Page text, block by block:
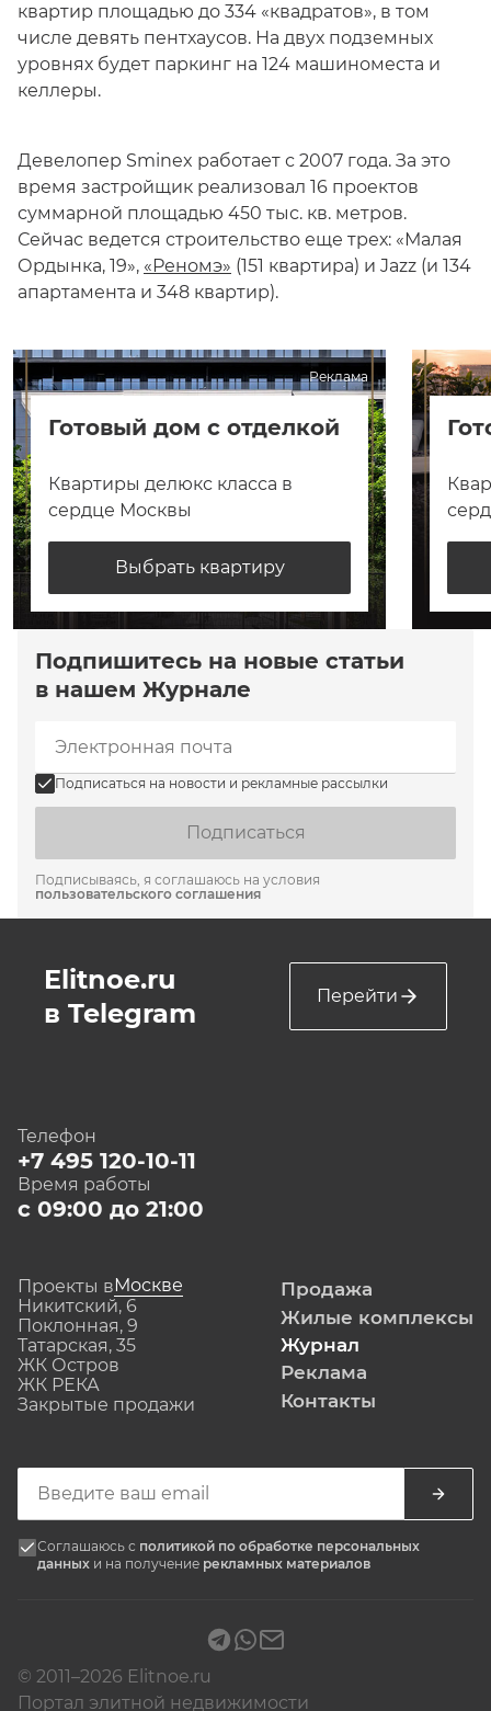
квартир площадью до 334 «квадратов», в том
числе девять пентхаусов. На двух подземных
уровнях будет паркинг на 124 машиноместа и
келлеры.
Девелопер Sminex работает с 2007 года. За это
время застройщик реализовал 16 проектов
суммарной площадью 450 тыс. кв. метров.
Сейчас ведется строительство еще трех: «Малая
Ордынка, 19», «Реномэ» (151 квартира) и Jazz (и 134
апартамента и 348 квартир).
Реклама
Готовый дом с отделкой
Квартиры делюкс класса в
сердце Москвы
Выбрать квартиру
Подпишитесь на новые статьи
в нашем Журнале
Подписаться на новости и рекламные рассылки
Подписаться
Подписываясь, я соглашаюсь на условия
пользовательского соглашения
Elitnoe.ru
в Telegram
Перейти
Телефон
+7 495 120-10-11
Время работы
с 09:00 до 21:00
Проекты вМоскве
Никитский, 6
Поклонная, 9
Татарская, 35
ЖК Остров
ЖК РЕКА
Закрытые продажи
Продажа
Жилые комплексы
Журнал
Реклама
Контакты
Соглашаюсь с политикой по обработке персональных
данных и на получение рекламных материалов
© 2011–2026 Elitnoe.ru
Портал элитной недвижимости